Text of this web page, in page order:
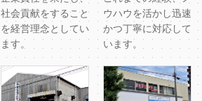
社会貢献をすること
を経営理念としてい
ます。
ウハウを活かし迅速
かつ丁寧に対応して
います。